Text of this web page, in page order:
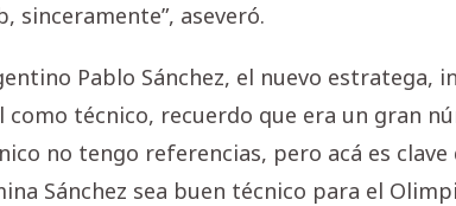
sinceramente”, aseveró.
Pablo Sánchez, el nuevo estratega,
técnico, recuerdo que era un gran
no tengo referencias, pero acá es clave
Sánchez sea buen técnico para el